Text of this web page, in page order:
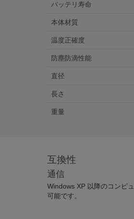
バッテリ寿命
本体材質
温度正確度
防塵防滴性能
直径
長さ
重量
互換性
通信
Windows XP 以降のコンピ
可能です。